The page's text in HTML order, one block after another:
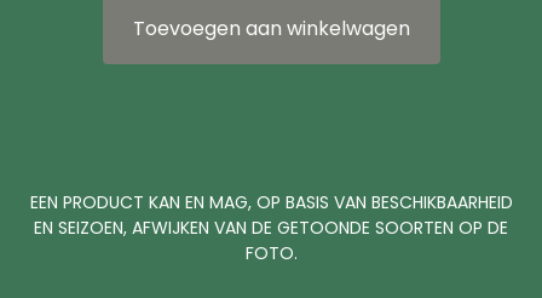
Toevoegen aan winkelwagen
EEN PRODUCT KAN EN MAG, OP BASIS VAN BESCHIKBAARHEID
EN SEIZOEN, AFWIJKEN VAN DE GETOONDE SOORTEN OP DE
FOTO.